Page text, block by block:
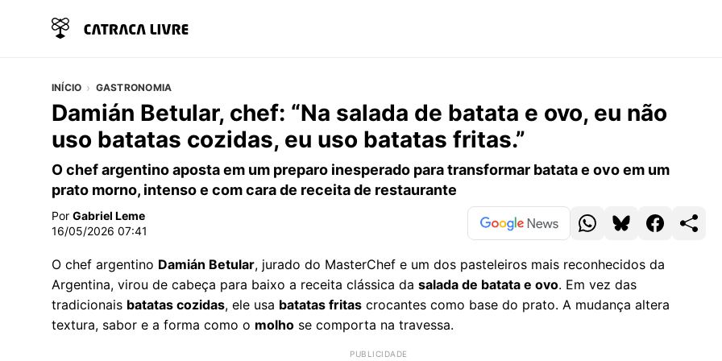
INÍCIO GASTRONOMIA
Damián Betular, chef: “Na salada de batata e ovo, eu não
uso batatas cozidas, eu uso batatas fritas.”
O chef argentino aposta em um preparo inesperado para transformar batata e ovo em um
prato morno, intenso e com cara de receita de restaurante
Por Gabriel Leme
16/05/2026 07:41
O chef argentino Damián Betular, jurado do MasterChef e um dos pasteleiros mais reconhecidos da
Argentina, virou de cabeça para baixo a receita clássica da salada de batata e ovo. Em vez das
tradicionais batatas cozidas, ele usa batatas fritas crocantes como base do prato. A mudança altera
textura, sabor e a forma como o molho se comporta na travessa.